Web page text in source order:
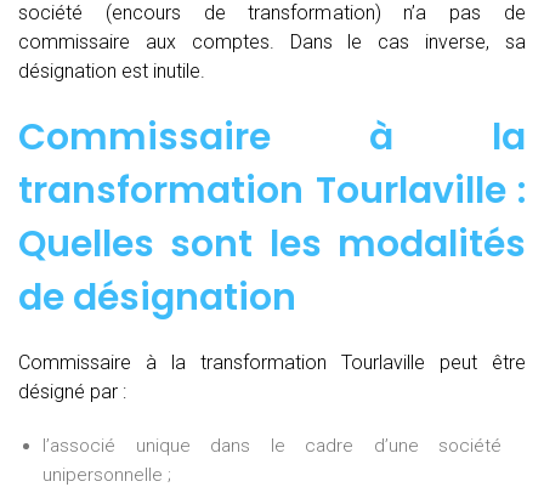
société (encours de transformation) n’a pas de
commissaire aux comptes. Dans le cas inverse, sa
désignation est inutile.
Commissaire à la
transformation Tourlaville :
Quelles sont les modalités
de désignation
Commissaire à la transformation Tourlaville peut être
désigné par :
l’associé unique dans le cadre d’une société
unipersonnelle ;